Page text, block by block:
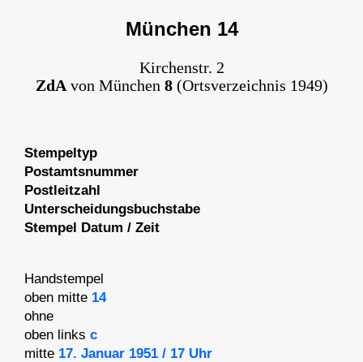
München 14
Kirchenstr. 2
ZdAvon München 8(Ortsverzeichnis 1949)
Stempeltyp
Postamtsnummer
Postleitzahl
Unterscheidungsbuchstabe
Stempel Datum / Zeit
Handstempel
oben mitte 14
ohne
oben links c
mitte 17. Januar 1951 / 17 Uhr